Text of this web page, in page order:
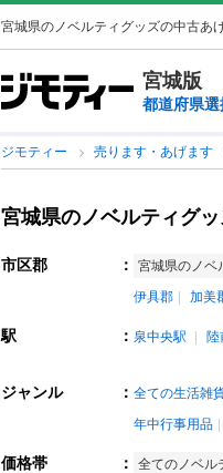
宮城県のノベルティグッズの中古あ
宮城版
都道府県選
ジモティー 売ります・あげます
宮城県のノベルティグ
市区郡 ： 宮城県のノベ
伊具郡
加美
駅 ： 泉中央駅 陸
ジャンル ： 全ての生活雑
年中行事用品
価格帯 ： 全てのノベル